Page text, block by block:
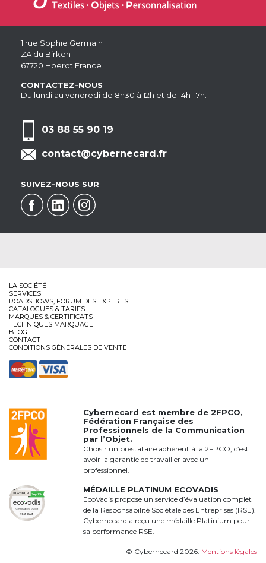
1 rue Sophie Germain
ZA du Birken
67720 Hoerdt France
CONTACTEZ-NOUS
Du lundi au vendredi de 8h30 à 12h et de 14h-17h.
03 88 55 90 19
contact@cybernecard.fr
SUIVEZ-NOUS SUR
LA SOCIÉTÉ
SERVICES
ROADSHOWS, FORUM DES EXPERTS
CATALOGUES & TARIFS
MARQUES & CERTIFICATS
TECHNIQUES MARQUAGE
BLOG
CONTACT
CONDITIONS GÉNÉRALES DE VENTE
Cybernecard est membre de2FPCO,
Fédération Française des
Professionnels de la Communication
par l’Objet.
Choisir un prestataire adhérent à la 2FPCO, c’est
avoir la garantie de travailler avec un
professionnel.
MÉDAILLE PLATINUM ECOVADIS
EcoVadis propose un service d’évaluation complet
de la Responsabilité Sociétale des Entreprises (RSE).
Cybernecard a reçu une médaille Platinium pour
sa performance RSE.
© Cybernecard 2026. Mentions légales